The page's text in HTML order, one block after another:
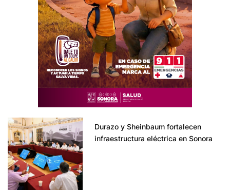
Durazo y Sheinbaum fortalecen
infraestructura eléctrica en Sonora